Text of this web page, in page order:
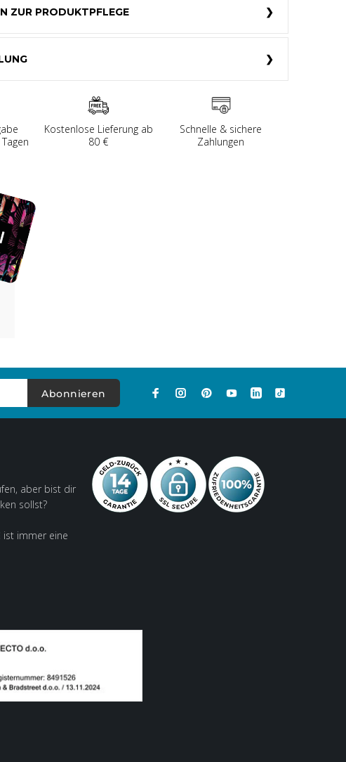
ZUR PRODUKTPFLEGE
Kostenlose Lieferung ab
80 €
Schnelle & sichere
Zahlungen
Abonnieren
aber bist dir
sollst?
ist immer eine